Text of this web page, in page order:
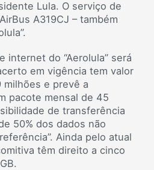
Lula. O serviço de
A319CJ – também
internet do “Aerolula” será
em vigência tem valor
milhões e prevê a
pacote mensal de 45
de transferência
50% dos dados não
Ainda pelo atual
têm direito a cinco